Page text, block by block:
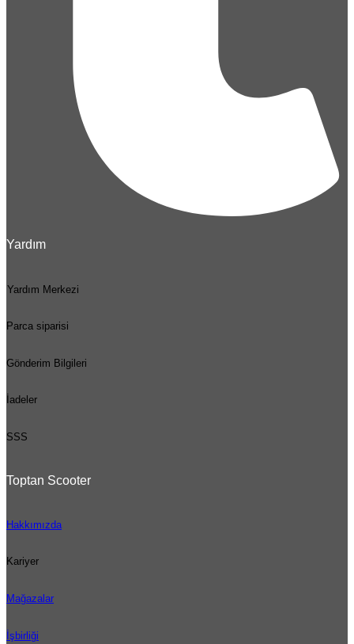
Yardım
Yardım Merkezi
Parca siparisi
Gönderim Bilgileri
İadeler
SSS
Toptan Scooter
Hakkımızda
Kariyer
Mağazalar
İşbirliği